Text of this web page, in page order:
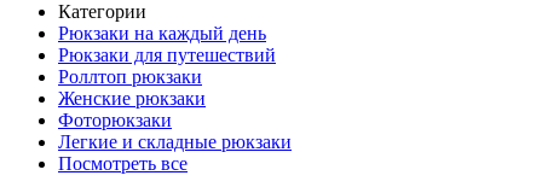
Категории
Рюкзаки на каждый день
Рюкзаки для путешествий
Роллтоп рюкзаки
Женские рюкзаки
Фоторюкзаки
Легкие и складные рюкзаки
Посмотреть все